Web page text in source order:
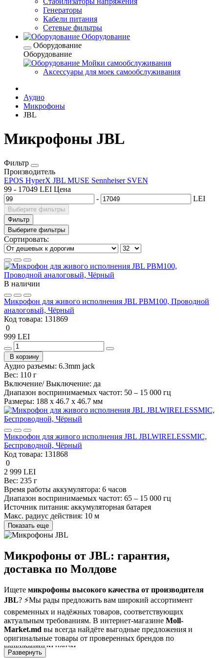
Генераторы
Кабели питания
Сетевые фильтры
Оборудование
Оборудование
Оборудование
Мойки самообслуживания
Аксессуары для моек самообслуживания
Аудио
Микрофоны
JBL
Микрофоны JBL
Фильтр
Производитель
EPOS HyperX JBL MUSE Sennheiser SVEN
99 - 17049 LEI Цена
-
LEI
Выберите фильтры
Фильтр
Выберите фильтры
Сортировать:
В наличии
Микрофон для живого исполнения JBL PBM100, Проводной
аналоговый, Чёрный
Код товара: 131869
0
999 LEI
В корзину
Аудио разъемы: 6.3mm jack
Вес: 110 г
Включение/ Выключение: да
Диапазон воспринимаемых частот: 50 – 15 000 гц
Размеры: 188 x 46.7 x 46.7 мм
Микрофон для живого исполнения JBL JBLWIRELESSMIC,
Беспроводной, Чёрный
Код товара: 131868
0
2 999 LEI
Вес: 235 г
Время работы аккумулятора: 6 часов
Диапазон воспринимаемых частот: 65 – 15 000 гц
Источник питания: аккумуляторная батарея
Макс. радиус действия: 10 м
Показать еще
Микрофоны от JBL: гарантия,
доставка по Молдове
Ищете микрофоны высокого качества от производителя
JBL? ⚡Мы рады предложить вам широкий ассортимент
современных и надёжных товаров, соответствующих
актуальным требованиям. В интернет-магазине Moll-
Market.md вы всегда найдёте выгодные предложения и
оригинальные товары от проверенных брендов по
конкурентным ценам.
Развернуть